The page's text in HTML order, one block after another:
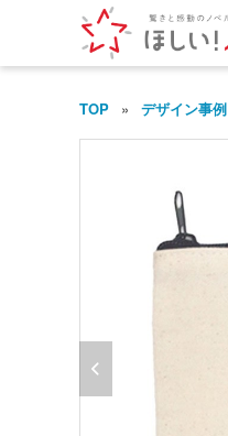
TOP デザイン事例